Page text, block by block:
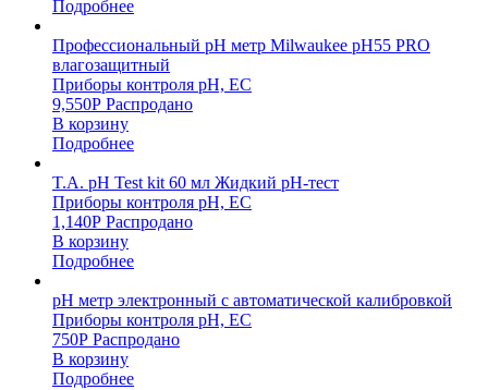
Подробнее
Профессиональный pH метр Milwaukee pH55 PRO
влагозащитный
Приборы контроля pH, EC
9,550Р Распродано
В корзину
Подробнее
T.A. pH Test kit 60 мл Жидкий pH-тест
Приборы контроля pH, EC
1,140Р Распродано
В корзину
Подробнее
pH метр электронный с автоматической калибровкой
Приборы контроля pH, EC
750Р Распродано
В корзину
Подробнее